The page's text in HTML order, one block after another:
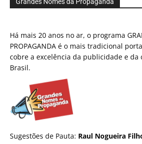
Há mais 20 anos no ar, o programa
PROPAGANDA é o mais tradicional
cobre a excelência da publicidade e da
Brasil.
Sugestões de Pauta: Raul Nogueira